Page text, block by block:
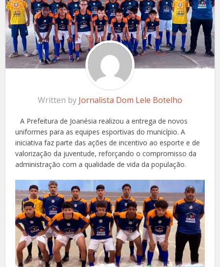
Written by Jornalista Dom Lele Botelho
A Prefeitura de Joanésia realizou a entrega de novos
uniformes para as equipes esportivas do município. A
iniciativa faz parte das ações de incentivo ao esporte e de
valorização da juventude, reforçando o compromisso da
administração com a qualidade de vida da população.